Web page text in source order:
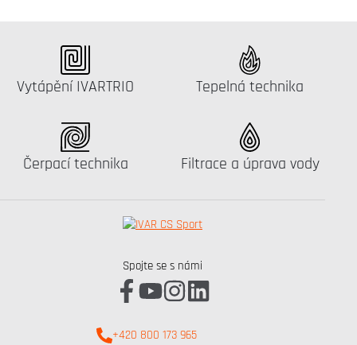
Katalog:
Vytápění IVARTRIO Katalog:
Tepelná technika
Katalog:
Čerpací technika Katalog:
Filtrace a úprava vody
Spojte se s námi
+420 800 173 965